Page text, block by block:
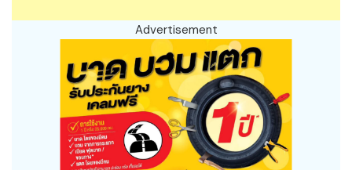
Advertisement